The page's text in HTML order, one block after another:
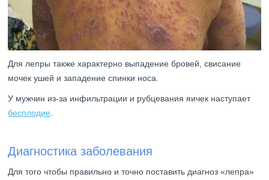
Для лепры также характерно выпадение бровей, свисание
мочек ушей и западение спинки носа.
У мужчин из-за инфильтрации и рубцевания яичек наступает
бесплодие
Диагностика заболевания
Для того чтобы правильно и точно поставить диагноз «лепра»